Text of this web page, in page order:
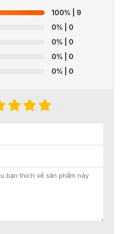
100% | 9
0% | 0
0% | 0
0% | 0
0% | 0